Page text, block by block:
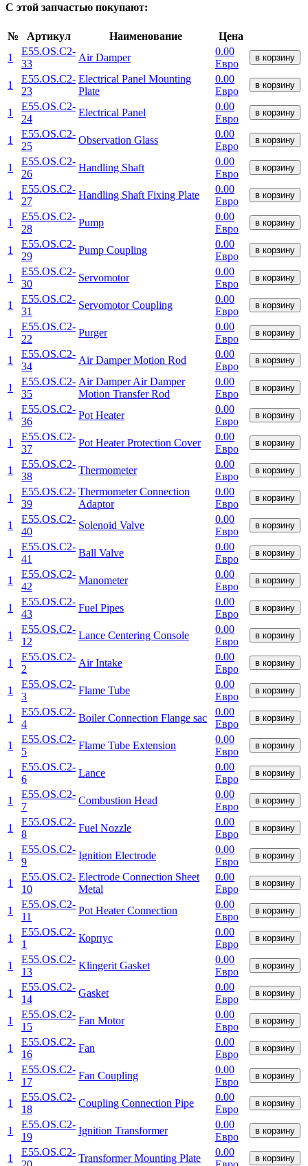
С этой запчастью покупают:
№ Артикул Наименование
Цена
1
E55.OS.C2-
33
Air Damper
0.00
Евро
в корзину
1
E55.OS.C2-
23
Electrical Panel Mounting
Plate
0.00
Евро
в корзину
1
E55.OS.C2-
24
Electrical Panel
0.00
Евро
в корзину
1
E55.OS.C2-
25
Observation Glass
0.00
Евро
в корзину
1
E55.OS.C2-
26
Handling Shaft
0.00
Евро
в корзину
1
E55.OS.C2-
27
Handling Shaft Fixing Plate
0.00
Евро
в корзину
1
E55.OS.C2-
28
Pump
0.00
Евро
в корзину
1
E55.OS.C2-
29
Pump Coupling
0.00
Евро
в корзину
1
E55.OS.C2-
30
Servomotor
0.00
Евро
в корзину
1
E55.OS.C2-
31
Servomotor Coupling
0.00
Евро
в корзину
1
E55.OS.C2-
22
Purger
0.00
Евро
в корзину
1
E55.OS.C2-
34
Air Damper Motion Rod
0.00
Евро
в корзину
1
E55.OS.C2-
35
Air Damper Air Damper
Motion Transfer Rod
0.00
Евро
в корзину
1
E55.OS.C2-
36
Pot Heater
0.00
Евро
в корзину
1
E55.OS.C2-
37
Pot Heater Protection Cover
0.00
Евро
в корзину
1
E55.OS.C2-
38
Thermometer
0.00
Евро
в корзину
1
E55.OS.C2-
39
Thermometer Connection
Adaptor
0.00
Евро
в корзину
1
E55.OS.C2-
40
Solenoid Valve
0.00
Евро
в корзину
1
E55.OS.C2-
41
Ball Valve
0.00
Евро
в корзину
1
E55.OS.C2-
42
Manometer
0.00
Евро
в корзину
1
E55.OS.C2-
43
Fuel Pipes
0.00
Евро
в корзину
1
E55.OS.C2-
12
Lance Centering Console
0.00
Евро
в корзину
1
E55.OS.C2-
2
Air Intake
0.00
Евро
в корзину
1
E55.OS.C2-
3
Flame Tube
0.00
Евро
в корзину
1
E55.OS.C2-
4
Boiler Connection Flange sac
0.00
Евро
в корзину
1
E55.OS.C2-
5
Flame Tube Extension
0.00
Евро
в корзину
1
E55.OS.C2-
6
Lance
0.00
Евро
в корзину
1
E55.OS.C2-
7
Combustion Head
0.00
Евро
в корзину
1
E55.OS.C2-
8
Fuel Nozzle
0.00
Евро
в корзину
1
E55.OS.C2-
9
Ignition Electrode
0.00
Евро
в корзину
1
E55.OS.C2-
10
Electrode Connection Sheet
Metal
0.00
Евро
в корзину
1
E55.OS.C2-
11
Pot Heater Connection
0.00
Евро
в корзину
1
E55.OS.C2-
1
Корпус
0.00
Евро
в корзину
1
E55.OS.C2-
13
Klingerit Gasket
0.00
Евро
в корзину
1
E55.OS.C2-
14
Gasket
0.00
Евро
в корзину
1
E55.OS.C2-
15
Fan Motor
0.00
Евро
в корзину
1
E55.OS.C2-
16
Fan
0.00
Евро
в корзину
1
E55.OS.C2-
17
Fan Coupling
0.00
Евро
в корзину
1
E55.OS.C2-
18
Coupling Connection Pipe
0.00
Евро
в корзину
1
E55.OS.C2-
19
Ignition Transformer
0.00
Евро
в корзину
1
E55.OS.C2-
Transformer Mounting Plate
0.00
в корзину